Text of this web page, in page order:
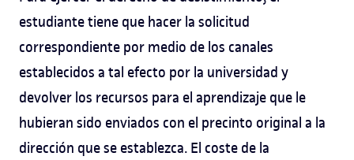
estudiante tiene que hacer la solicitud
correspondiente por medio de los canales
establecidos a tal efecto por la universidad y
devolver los recursos para el aprendizaje que le
hubieran sido enviados con el precinto original a la
dirección que se establezca. El coste de la